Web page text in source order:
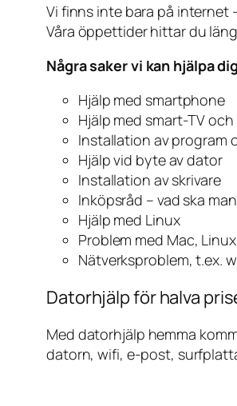
Vi finns inte bara på internet
Våra öppettider hittar du
Några saker vi kan hjälpa
Hjälp med smartphone
Hjälp med smart-TV
Installation av program
Hjälp vid byte av dator
Installation av skrivare
Inköpsråd – vad ska
Hjälp med Linux
Problem med Mac,
Nätverksproblem, t.ex.
Datorhjälp för halva
Med datorhjälp hemma
datorn, wifi, e-post,